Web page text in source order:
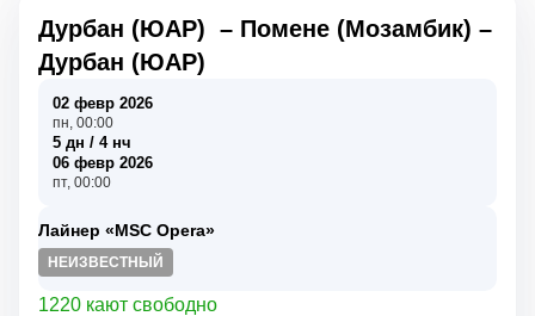
Дурбан (ЮАР) – Помене (Мозамбик) –
Дурбан (ЮАР)
02 февр 2026
пн, 00:00
5 дн / 4 нч
06 февр 2026
пт, 00:00
Лайнер «MSC Opera»
НЕИЗВЕСТНЫЙ
1220 кают свободно